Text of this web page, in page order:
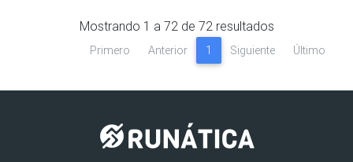
Mostrando 1 a 72 de 72 resultados
Primero Anterior 1 Siguiente Último